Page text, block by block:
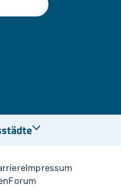
Impressum
Forum